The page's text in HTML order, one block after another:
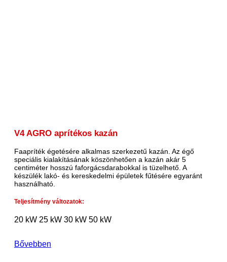
V4 AGRO aprítékos kazán
Faapríték égetésére alkalmas szerkezetű kazán. Az égő
speciális kialakításának köszönhetően a kazán akár 5
centiméter hosszú faforgácsdarabokkal is tüzelhető. A
készülék lakó- és kereskedelmi épületek fűtésére egyaránt
használható.
Teljesítmény változatok:
20 kW 25 kW 30 kW 50 kW
Bővebben